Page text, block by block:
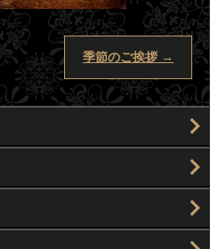
季節のご挨拶 →